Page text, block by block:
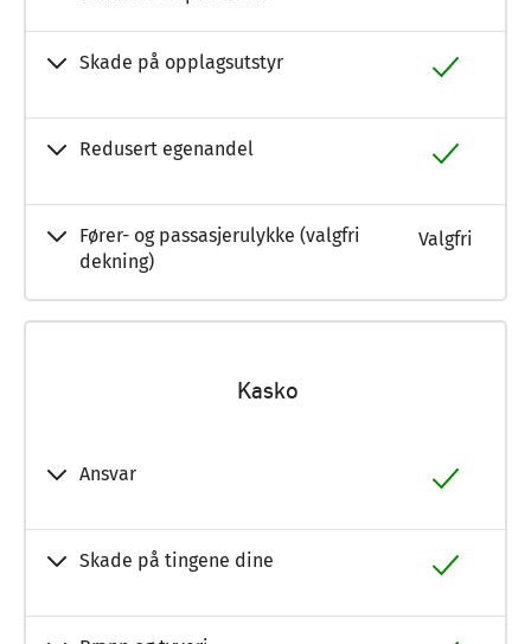
Skade på opplagsutstyr
Redusert egenandel
Fører- og passasjerulykke (valgfri
dekning)
Valgfri
Kasko
Ansvar
Skade på tingene dine